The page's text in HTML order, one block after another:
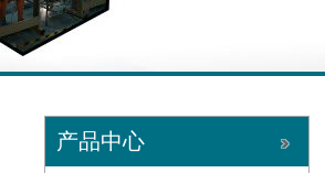
产品中心